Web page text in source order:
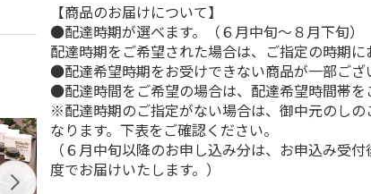
【商品のお届けについて】
●配達時期が選べます。（６月中旬～８月下旬）
配達時期をご希望された場合は、ご指定の時期に
●配達希望時期をお受けできない商品が一部ござ
●配達時間をご希望の場合は、配達希望時間帯を
※配達時期のご指定がない場合は、御中元のしの
なります。下表をご確認ください。
（６月中旬以降のお申し込み分は、お申込み受
度でお届けいたします。）